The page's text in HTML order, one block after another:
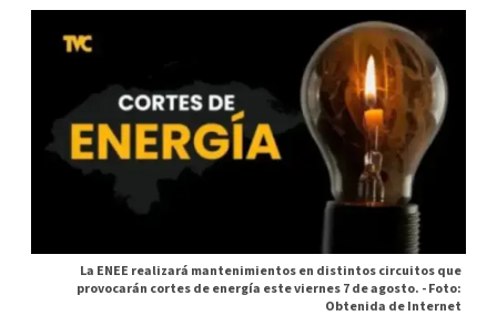
La ENEE realizará mantenimientos en distintos circuitos que
provocarán cortes de energía este viernes 7 de agosto. -Foto:
Obtenida de Internet